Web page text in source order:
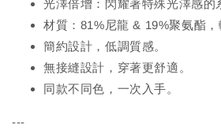
光澤倍增：閃耀著特殊光澤感的
材質：81%尼龍 & 19%聚氨酯，
簡約設計，低調質感。
無接縫設計，穿著更舒適。
同款不同色，一次入手。
---